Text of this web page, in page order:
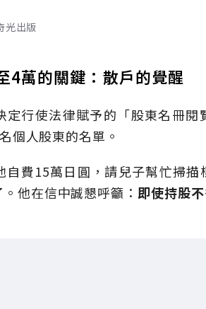
光出版
4萬的關鍵：散戶的覺醒
定行使法律賦予的「股東名冊
個人股東的名單。
費15萬日圓，請兒子幫忙掃描
他在信中誠懇呼籲： 即使持股